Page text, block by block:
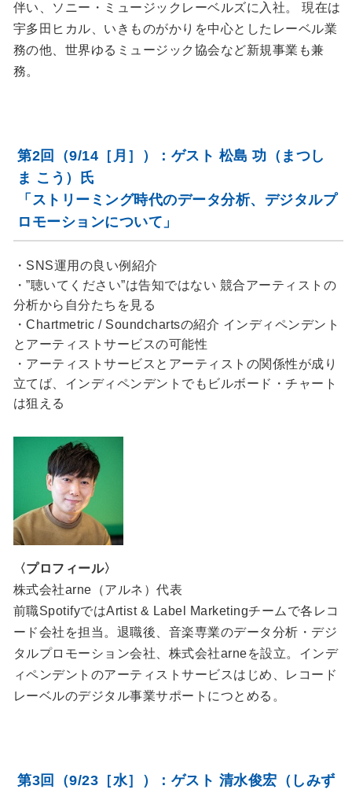
伴い、ソニー・ミュージックレーベルズに入社。 現在は
宇多田ヒカル、いきものがかりを中心としたレーベル業
務の他、世界ゆるミュージック協会など新規事業も兼
務。
第2回（9/14［月］）：ゲスト 松島 功（まつし
ま こう）氏
「ストリーミング時代のデータ分析、デジタルプ
ロモーションについて」
・SNS運用の良い例紹介
・”聴いてください”は告知ではない 競合アーティストの
分析から自分たちを見る
・Chartmetric / Soundchartsの紹介 インディペンデント
とアーティストサービスの可能性
・アーティストサービスとアーティストの関係性が成り
立てば、インディペンデントでもビルボード・チャート
は狙える
〈プロフィール〉
株式会社arne（アルネ）代表
前職SpotifyではArtist & Label Marketingチームで各レコ
ード会社を担当。退職後、音楽専業のデータ分析・デジ
タルプロモーション会社、株式会社arneを設立。インデ
ィペンデントのアーティストサービスはじめ、レコード
レーベルのデジタル事業サポートにつとめる。
第3回（9/23［水］）：ゲスト 清水俊宏（しみず